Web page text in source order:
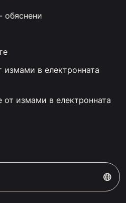
обяснени
измами в електронната
от измами в електронната